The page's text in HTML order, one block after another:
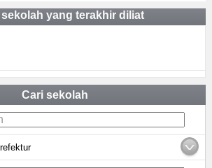
sekolah yang terakhir diliat
Cari sekolah